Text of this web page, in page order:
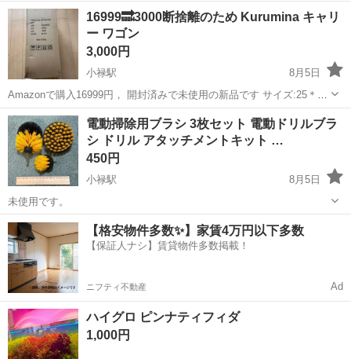
16999🔜3000断捨離のため Kurumina キャリ
ー ワゴン
3,000円
小禄駅
8月5日
Amazonで購入16999円， 開封済みで未使用の新品です サイズ:25＊35
＊66cm 色:黒
沖縄 那覇市 小禄駅 その他 キャリー
電動掃除用ブラシ 3枚セット 電動ドリルブラ
シ ドリル アタッチメントキット …
450円
小禄駅
8月5日
未使用です。
沖縄 那覇市 小禄駅 その他 ドリル
【格安物件多数✨】家賃4万円以下多数
【保証人ナシ】賃貸物件多数掲載！
ニフティ不動産 Ad
ハイグロ ピンナティフィダ
1,000円